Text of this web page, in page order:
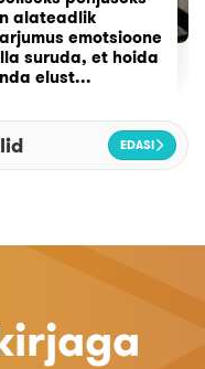
alateadlik
emotsioone
suruda, et hoida
elust...
EDASI